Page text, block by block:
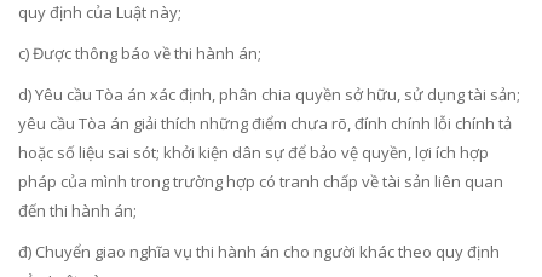
quy định của Luật này;
c)Được thông báo về thi hành án;
d) Yêu cầu Tòa án xác định, phân chia quyền sở hữu, sử dụng tài sản;
yêu cầu Tòa án giải thích những điểm chưa rõ, đính chính lỗi chính tả
hoặc số liệu sai sót; khởi kiện dân sự để bảo vệ quyền, lợi ích hợp
pháp của mình trong trường hợp có tranh chấp về tài sản liên quan
đến thi hành án;
đ) Chuyển giao nghĩa vụ thi hành án cho người khác theo quy định